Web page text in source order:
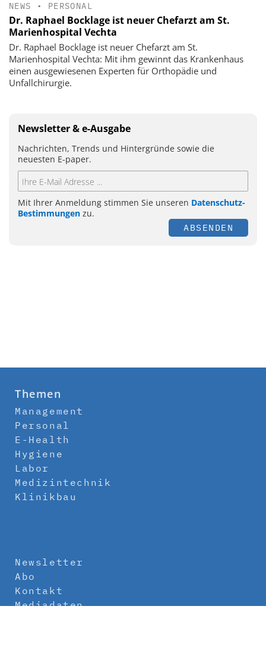
NEWS • PERSONAL
Dr. Raphael Bocklage ist neuer Chefarzt am St.
Marienhospital Vechta
Dr. Raphael Bocklage ist neuer Chefarzt am St.
Marienhospital Vechta: Mit ihm gewinnt das Krankenhaus
einen ausgewiesenen Experten für Orthopädie und
Unfallchirurgie.
Newsletter & e-Ausgabe
Nachrichten, Trends und Hintergründe sowie die
neuesten E-paper.
Mit Ihrer Anmeldung stimmen Sie unseren Datenschutz-
Bestimmungen zu.
ABSENDEN
Themen
Management
Personal
E-Health
Hygiene
Labor
Medizintechnik
Klinikbau
Newsletter
Abo
Kontakt
Mediadaten